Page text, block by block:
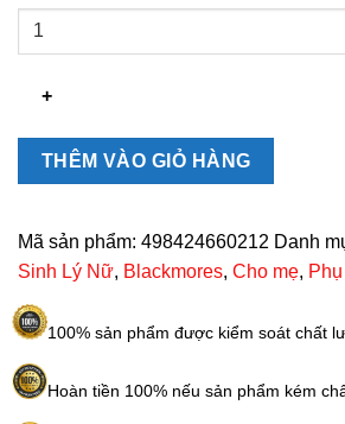
Viên
sung
khuẩn
vùng
Blackmores
Probiotics+
viên
lượng
THÊM VÀO GIỎ HÀNG
Mã sản phẩm: 498424660212 Danh
Sinh Lý Nữ, Blackmores, Cho mẹ,
100% sản phẩm được kiểm soát chất
Hoàn tiền 100% nếu sản phẩm kém